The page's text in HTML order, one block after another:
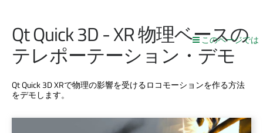
このページでは
Qt Quick 3D- XR 物理ベースの
テレポーテーション・デモ
Qt Quick 3DXRで物理の影響を受けるロコモーションを作る方法
をデモします。